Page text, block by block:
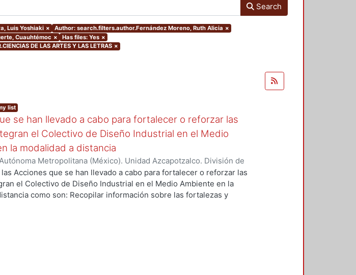
Search
Luis Yoshiaki × Author: search.filters.author.Fernández Moreno, Ruth Alicia ×
Cuauhtémoc × Has files: Yes ×
DE LAS ARTES Y LAS LETRAS ×
list
se han llevado a cabo para fortalecer o reforzar las
el Colectivo de Diseño Industrial en el Medio
la modalidad a distancia
Metropolitana (México). Unidad Azcapotzalco. División de
para el Diseño. Departamento de Medio Ambiente para el Diseño.
Montoya, Georgina;Ando Ashijara, Luis Yoshiaki;Fernández
Alicia;García González, Areli ;Jiménez Seade, Haydeé Alejandra
Acciones que se han llevado a cabo para fortalecer o reforzar las
el Colectivo de Diseño Industrial en el Medio Ambiente en la
como son: Recopilar información sobre las fortalezas y